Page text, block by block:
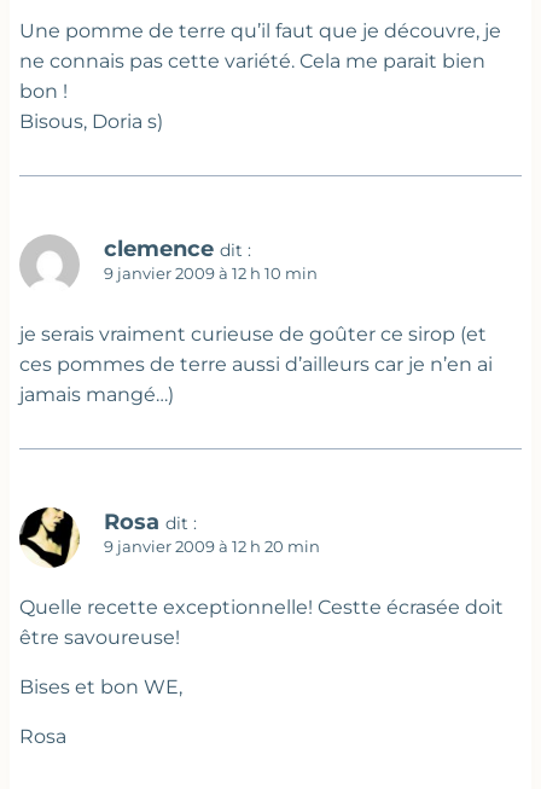
Une pomme de terre qu’il faut que je découvre, je
ne connais pas cette variété. Cela me parait bien
bon !
Bisous, Doria s)
clemence dit :
9 janvier 2009 à 12 h 10 min
je serais vraiment curieuse de goûter ce sirop (et
ces pommes de terre aussi d’ailleurs car je n’en ai
jamais mangé…)
Rosa dit :
9 janvier 2009 à 12 h 20 min
Quelle recette exceptionnelle! Cestte écrasée doit
être savoureuse!
Bises et bon WE,
Rosa